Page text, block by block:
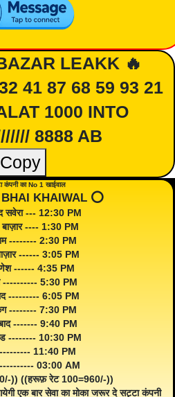
LEAKK 🔥
41 87 68 59 93 21
1000 INTO
8888 AB
Copy
कंपनी का No 1 खाईवाल
KHAIWAL ⭕️
सवेरा --- 12:30 PM
---- 1:30 PM
-------- 2:30 PM
------ 3:05 PM
------ 4:35 PM
---------- 5:30 PM
--------- 6:05 PM
-------- 7:30 PM
------- 9:40 PM
-------- 10:30 PM
11:40 PM
---------- 03:00 AM
)) ((हरूफ़ रेट 100=960/-))
एक बार सेवा का मोका जरूर दे सट्टा कंपनी